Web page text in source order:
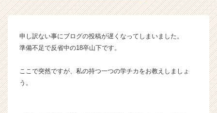
ス
ウ
ト
届
申し訳ない事にブログの投稿が遅くなってしまいました。
準備不足で反省中の18卒山下です。
ここで突然ですが、私の持つ一つの学チカをお教えしましょ
う。